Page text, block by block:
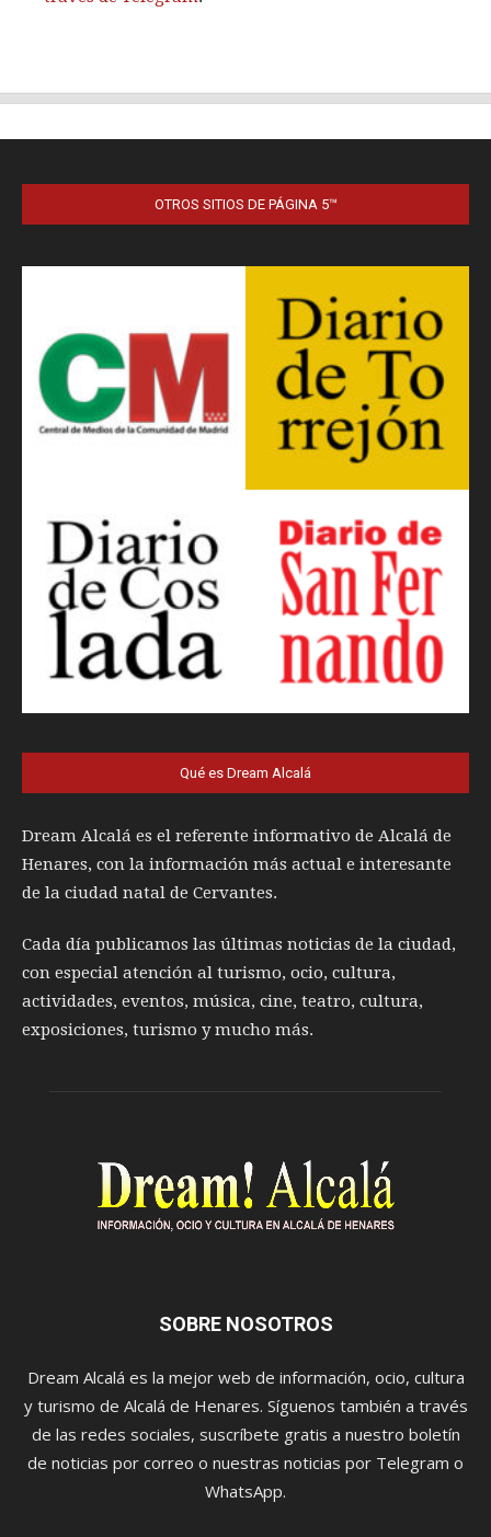
OTROS SITIOS DE PÁGINA 5™
Qué es Dream Alcalá
Dream Alcalá es el referente informativo de Alcalá de
Henares, con la información más actual e interesante
de la ciudad natal de Cervantes.
Cada día publicamos las últimas noticias de la ciudad,
con especial atención al turismo, ocio, cultura,
actividades, eventos, música, cine, teatro, cultura,
exposiciones, turismo y mucho más.
SOBRE NOSOTROS
Dream Alcalá es la mejor web de información, ocio, cultura
y turismo de Alcalá de Henares. Síguenos también a través
de las redes sociales, suscríbete gratis a nuestro boletín
de noticias por correo o nuestras noticias por Telegram o
WhatsApp.